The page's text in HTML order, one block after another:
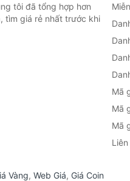
tôi đã tổng hợp hơn
tìm giá rẻ nhất trước khi
Mã
Mã
Mã
Vàng, Web Giá, Giá Coin